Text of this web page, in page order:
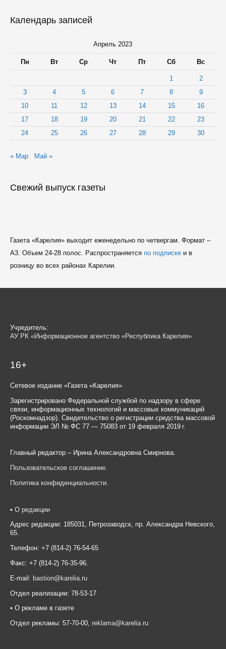
Календарь записей
Апрель 2023
Пн Вт Ср Чт Пт Сб Вс
1
2
3
4 5 6 7 8
9
10
11 12 13 14 15
16
17
18 19 20 21 22
23
24
25 26 27 28 29 30
« Мар Май »
Свежий выпуск газеты
Газета «Карелия» выходит еженедельно по четвергам. Формат –
A3. Объем 24-28 полос. Распространяется по подпискеи в
розницу во всех районах Карелии.
Учредитель:
АУ РК «Информационное агентство «Республика Карелия»
16+
Сетевое издание «Газета «Карелия»
Зарегистрировано Федеральной службой по надзору в сфере
связи, информационных технологий и массовых коммуникаций
(Роскомнадзор). Свидетельство о регистрации средства массовой
информации ЭЛ № ФС 77 — 75083 от 19 февраля 2019 г.
Главный редактор – Ирина Александровна Смирнова.
Пользовательское соглашение.
Политика конфиденциальности
• О редакции
Адрес редакции: 185031, Петрозаводск, пр. Александра Невского,
65.
Телефон: +7 (814-2) 76-54-65
Факс: +7 (814-2) 76-35-96.
E-mail: bastion@karelia.ru
Отдел реализации: 78-53-17
• О рекламе в газете
Отдел рекламы: 57-70-00, reklama@karelia.ru